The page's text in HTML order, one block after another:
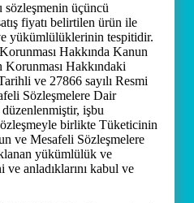
sözleşmenin üçüncü
fiyatı belirtilen ürün ile
yükümlülüklerinin tespitidir.
Hakkında Kanun
Korunması Hakkındaki
ve 27866 sayılı Resmi
Sözleşmelere Dair
işbu
birlikte Tüketicinin
ve Mesafeli Sözleşmelere
yükümlülük ve
anladıklarını kabul ve